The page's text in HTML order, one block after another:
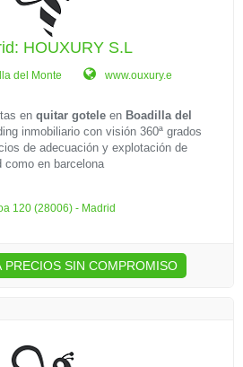
HOUXURY S.L
del Monte www.ouxury.e
en quitar gotele en Boadilla del
inmobiliario con visión 360ª grados
de adecuación y explotación de
como en barcelona
120 (28006) - Madrid
PRECIOS SIN COMPROMISO